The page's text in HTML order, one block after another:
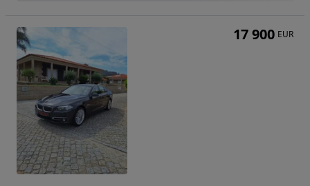
17 900 EUR